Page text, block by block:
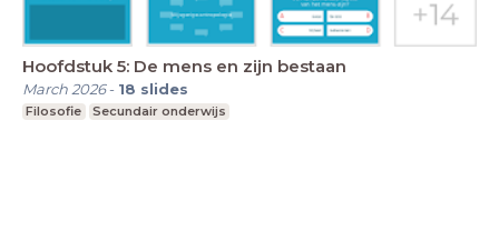
Hoofdstuk 5: De mens en zijn bestaan
March 2026- 18 slides
Filosofie Secundair onderwijs